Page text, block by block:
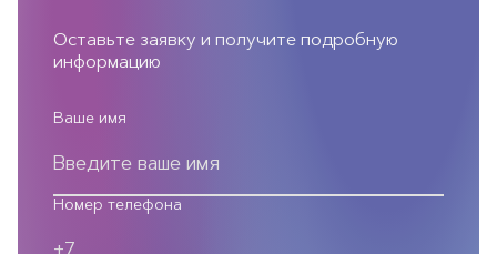
Оставьте заявку и получите подробную
информацию
Ваше имя
Номер телефона